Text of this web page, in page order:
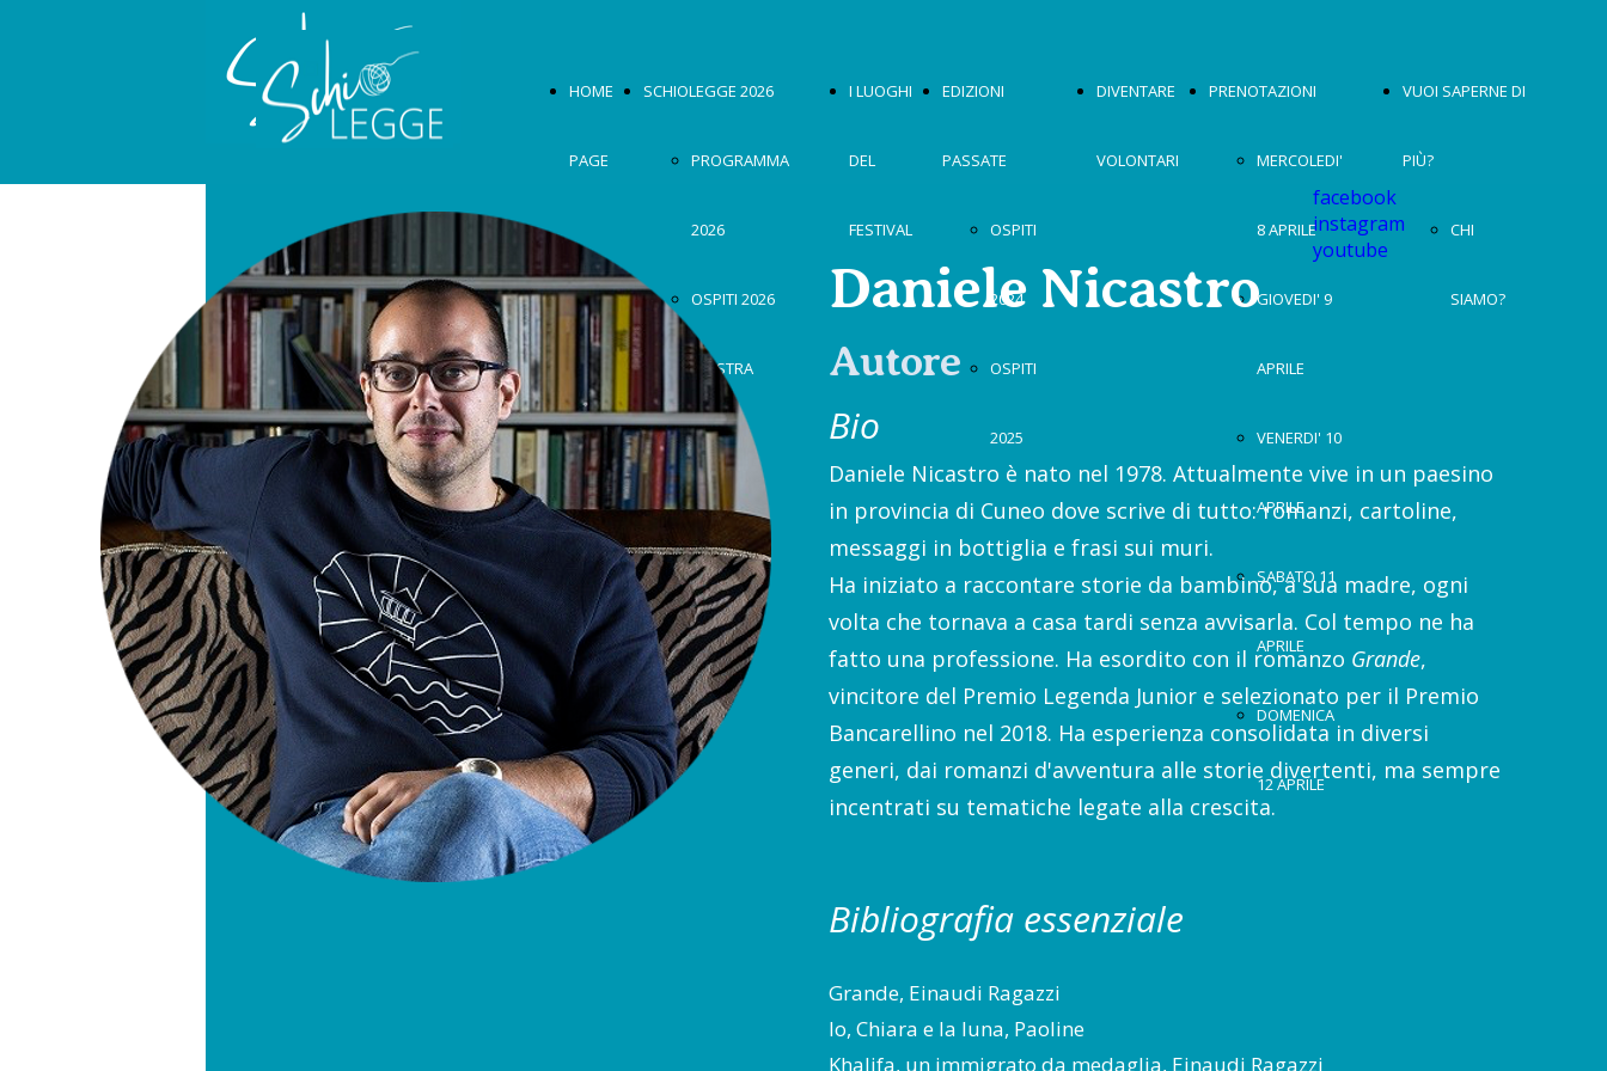
HOME
PAGE
SCHIOLEGGE 2026
PROGRAMMA
2026
OSPITI 2026
MOSTRA
2026
I LUOGHI
DEL
FESTIVAL
EDIZIONI
PASSATE
OSPITI
2024
OSPITI
2025
DIVENTARE
VOLONTARI
PRENOTAZIONI
MERCOLEDI'
8 APRILE
GIOVEDI' 9
APRILE
VENERDI' 10
APRILE
SABATO 11
APRILE
DOMENICA
12 APRILE
VUOI SAPERNE DI
PIÙ?
CHI
SIAMO?
facebook
instagram
youtube
Daniele Nicastro
Autore
Bio
Daniele Nicastro è nato nel 1978. Attualmente vive in un paesino
in provincia di Cuneo dove scrive di tutto: romanzi, cartoline,
messaggi in bottiglia e frasi sui muri.
Ha iniziato a raccontare storie da bambino, a sua madre, ogni
volta che tornava a casa tardi senza avvisarla. Col tempo ne ha
fatto una professione. Ha esordito con il romanzo Grande,
vincitore del Premio Legenda Junior e selezionato per il Premio
Bancarellino nel 2018. Ha esperienza consolidata in diversi
generi, dai romanzi d'avventura alle storie divertenti, ma sempre
incentrati su tematiche legate alla crescita.
Bibliografia essenziale
Grande, Einaudi Ragazzi
Io, Chiara e la luna, Paoline
Khalifa, un immigrato da medaglia, Einaudi Ragazzi